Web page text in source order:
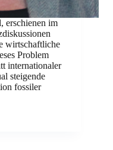
erschienen im
wirtschaftliche
Problem
internationaler
steigende
fossiler